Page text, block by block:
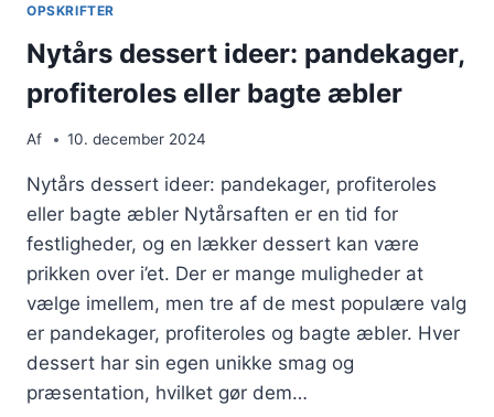
OPSKRIFTER
Nytårs dessert ideer: pandekager,
profiteroles eller bagte æbler
Af 10. december 2024
Nytårs dessert ideer: pandekager, profiteroles
eller bagte æbler Nytårsaften er en tid for
festligheder, og en lækker dessert kan være
prikken over i’et. Der er mange muligheder at
vælge imellem, men tre af de mest populære valg
er pandekager, profiteroles og bagte æbler. Hver
dessert har sin egen unikke smag og
præsentation, hvilket gør dem…